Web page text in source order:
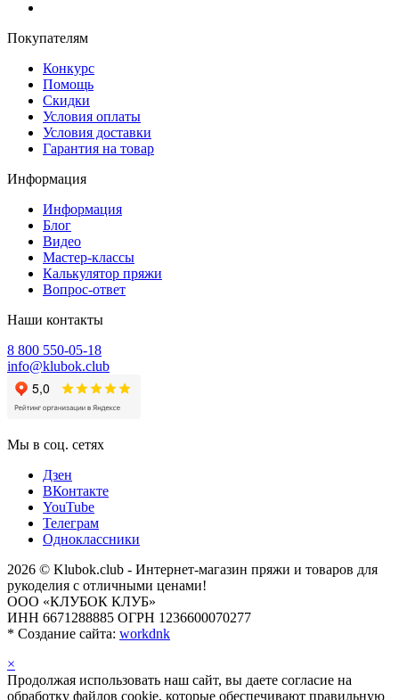
Покупателям
Конкурс
Помощь
Скидки
Условия оплаты
Условия доставки
Гарантия на товар
Информация
Информация
Блог
Видео
Мастер-классы
Калькулятор пряжи
Вопрос-ответ
Наши контакты
8 800 550-05-18
info@klubok.club
Мы в соц. сетях
Дзен
ВКонтакте
YouTube
Телеграм
Одноклассники
2026 © Klubok.club - Интернет-магазин пряжи и товаров для
рукоделия с отличными ценами!
ООО «КЛУБОК КЛУБ»
ИНН 6671288885 ОГРН 1236600070277
* Создание сайта: workdnk
×
Продолжая использовать наш сайт, вы даете согласие на
обработку файлов cookie, которые обеспечивают правильную